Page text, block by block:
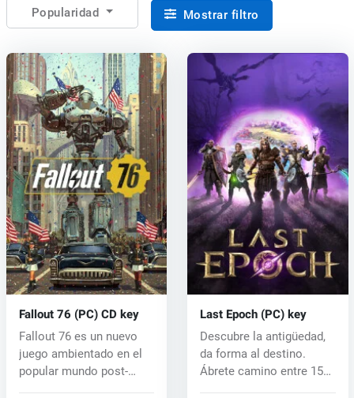
Popularidad Mostrar filtro
Fallout 76 (PC) CD key
Fallout 76 es un nuevo
juego ambientado en el
popular mundo post-
Last Epoch (PC) key
Descubre la antigüedad,
da forma al destino.
Ábrete camino entre 15